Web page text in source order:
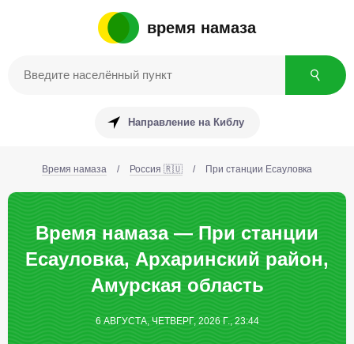
время намаза
Направление на Киблу
Время намаза / Россия 🇷🇺 / При станции Есауловка
Время намаза — При станции
Есауловка, Архаринский район,
Амурская область
6 АВГУСТА, ЧЕТВЕРГ, 2026 Г., 23:44